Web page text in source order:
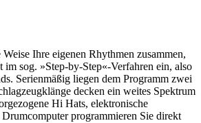
Ihre eigenen Rhythmen zusammen,
sog. »Step-by-Step«-Verfahren ein, also
Serienmäßig liegen dem Programm zwei
decken ein weites Spektrum
Hi Hats, elektronische
programmieren Sie direkt